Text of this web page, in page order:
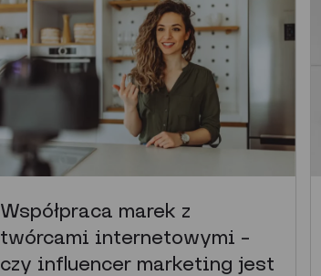
Współpraca marek z
twórcami internetowymi –
czy influencer marketing jest